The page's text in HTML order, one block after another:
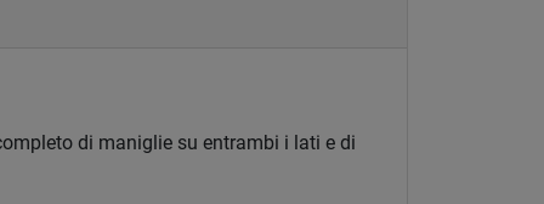
di maniglie su entrambi i lati e di